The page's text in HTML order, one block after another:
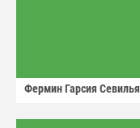
Фермин Гарсия Севилья